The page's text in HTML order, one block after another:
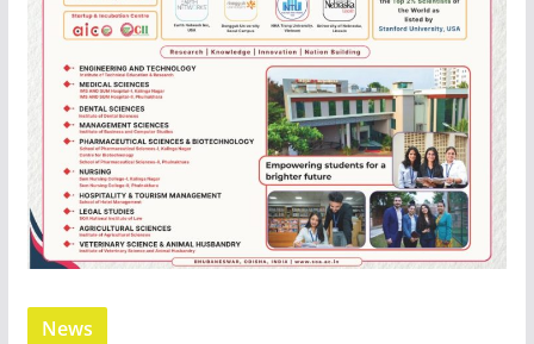
News